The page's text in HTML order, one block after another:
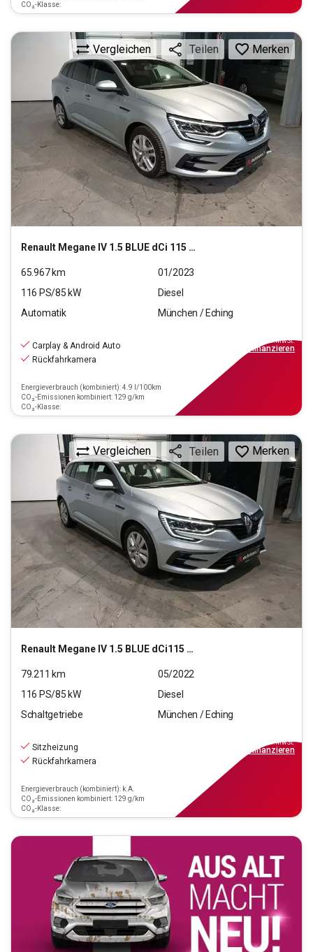
CO₂-Klasse:
Renault Megane IV 1.5 BLUE dCi 115 Grandtour Equilibre (EU
Vergleichen Teilen Merken
65.967km
01/2023
116 PS/85 kW
Diesel
Automatik
München / Eching
Carplay & Android Auto
Rückfahrkamera
Energieverbrauch (kombiniert): 4.9 l/100km
CO₂-Emissionen kombiniert: 129 g/km
CO₂-Klasse:
inkl.MwSt.
finanzieren
Renault Megane IV 1.5 BLUE dCi115 Grandt. Business Edition
Vergleichen Teilen Merken
79.211 km
05/2022
116 PS/85 kW
Diesel
Schaltgetriebe
München / Eching
Sitzheizung
Rückfahrkamera
Energieverbrauch (kombiniert): k.A.
CO₂-Emissionen kombiniert: 129 g/km
CO₂-Klasse:
inkl.MwSt.
finanzieren